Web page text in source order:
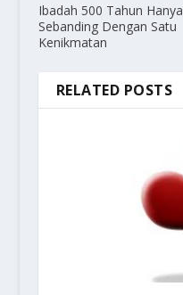
Ibadah 500 Tahun Hanya
Sebanding Dengan Satu
Kenikmatan
RELATED POSTS